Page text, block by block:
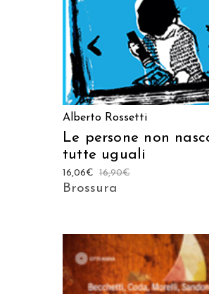
Alberto Rossetti
Le persone non
tutte uguali
16,90€
16,06€
Brossura